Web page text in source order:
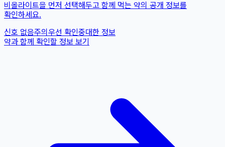
비올라이트을 먼저 선택해두고 함께 먹는 약의 공개 정보를
확인하세요.
신호 없음주의 우선 확인중대한 정보
약과 함께 확인할 정보 보기